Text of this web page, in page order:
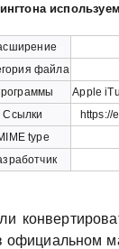
файла
Apple
Ссылки
https://
type
официальном